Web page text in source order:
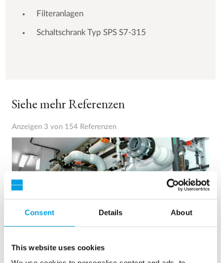
Consent Details About
This website uses cookies
Filteranlagen
Schaltschrank Typ SPS S7-315
Siehe mehr Referenzen
Anzeigen 3 von 154 Referenzen